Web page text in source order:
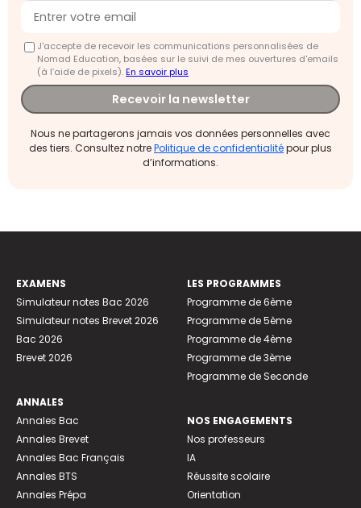
J'accepte de recevoir les communications personnalisées de
Nomad Education, basées sur le suivi de mes ouvertures d'emails
(à l’aide de pixels).En savoir plus
Recevoir la newsletter
Nous ne partagerons jamais vos données personnelles avec
des tiers. Consultez notrePolitique de confidentialitépour plus
d’informations.
EXAMENS
Simulateur notes Bac 2026
Simulateur notes Brevet 2026
Bac 2026
Brevet 2026
ANNALES
Annales Bac
Annales Brevet
Annales Bac Français
Annales BTS
Annales Prépa
LES PROGRAMMES
Programme de 6ème
Programme de 5ème
Programme de 4ème
Programme de 3ème
Programme de Seconde
NOS ENGAGEMENTS
Nos professeurs
IA
Réussite scolaire
Orientation